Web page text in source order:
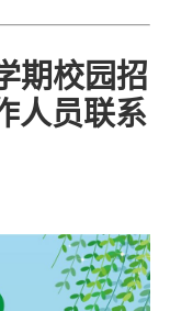
期校园招
人员联系